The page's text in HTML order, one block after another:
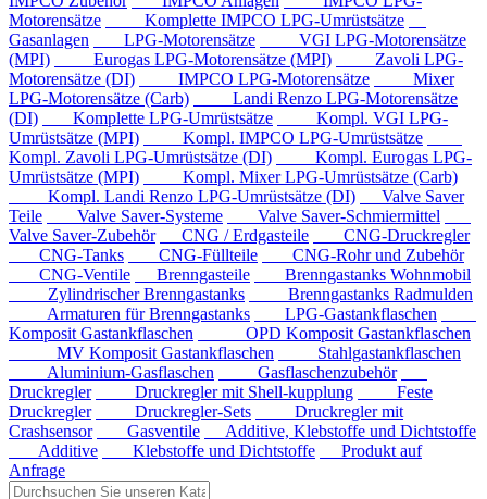
Motorensätze
Komplette IMPCO LPG-Umrüstsätze
Gasanlagen
LPG-Motorensätze
VGI LPG-Motorensätze
(MPI)
Eurogas LPG-Motorensätze (MPI)
Zavoli LPG-
Motorensätze (DI)
IMPCO LPG-Motorensätze
Mixer
LPG-Motorensätze (Carb)
Landi Renzo LPG-Motorensätze
(DI)
Komplette LPG-Umrüstsätze
Kompl. VGI LPG-
Umrüstsätze (MPI)
Kompl. IMPCO LPG-Umrüstsätze
Kompl. Zavoli LPG-Umrüstsätze (DI)
Kompl. Eurogas LPG-
Umrüstsätze (MPI)
Kompl. Mixer LPG-Umrüstsätze (Carb)
Kompl. Landi Renzo LPG-Umrüstsätze (DI)
Valve Saver
Teile
Valve Saver-Systeme
Valve Saver-Schmiermittel
Valve Saver-Zubehör
CNG / Erdgasteile
CNG-Druckregler
CNG-Tanks
CNG-Füllteile
CNG-Rohr und Zubehör
CNG-Ventile
Brenngasteile
Brenngastanks Wohnmobil
Zylindrischer Brenngastanks
Brenngastanks Radmulden
Armaturen für Brenngastanks
LPG-Gastankflaschen
Komposit Gastankflaschen
OPD Komposit Gastankflaschen
MV Komposit Gastankflaschen
Stahlgastankflaschen
Aluminium-Gasflaschen
Gasflaschenzubehör
Druckregler
Druckregler mit Shell-kupplung
Feste
Druckregler
Druckregler-Sets
Druckregler mit
Crashsensor
Gasventile
Additive, Klebstoffe und Dichtstoffe
Additive
Klebstoffe und Dichtstoffe
Produkt auf
Anfrage